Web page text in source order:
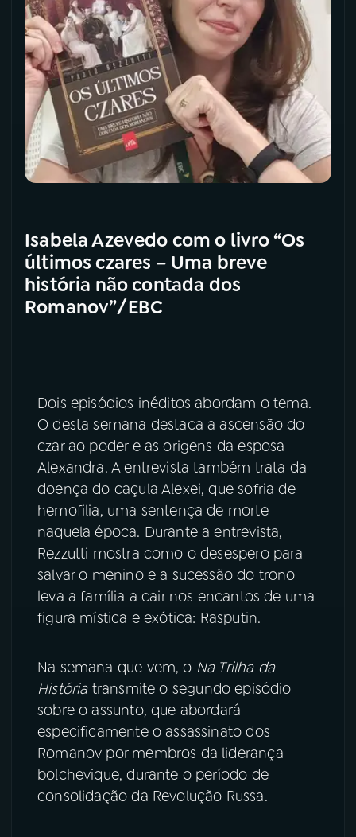
Isabela Azevedo com o livro “Os
últimos czares – Uma breve
história não contada dos
Romanov”/EBC
Dois episódios inéditos abordam o tema.
O desta semana destaca a ascensão do
czar ao poder e as origens da esposa
Alexandra. A entrevista também trata da
doença do caçula Alexei, que sofria de
hemofilia, uma sentença de morte
naquela época. Durante a entrevista,
Rezzutti mostra como o desespero para
salvar o menino e a sucessão do trono
leva a família a cair nos encantos de uma
figura mística e exótica: Rasputin.
Na semana que vem, o Na Trilha da
Históriatransmite o segundo episódio
sobre o assunto, que abordará
especificamente o assassinato dos
Romanov por membros da liderança
bolchevique, durante o período de
consolidação da Revolução Russa.